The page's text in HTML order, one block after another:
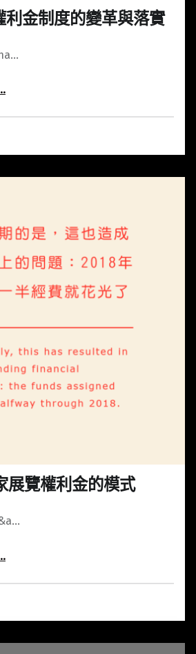
利金制度的變革與落實
的變革與落實”
展覽權利金的模式
利金的模式”